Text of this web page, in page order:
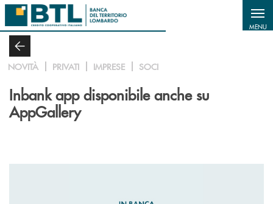
Salta al contenuto principale
MENU
NOVITÀ PRIVATI IMPRESE SOCI
Inbank app disponibile anche su
AppGallery